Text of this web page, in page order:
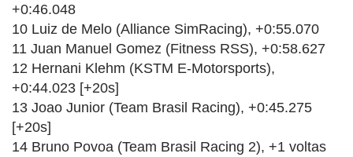
+0:46.048
10 Luiz de Melo (Alliance SimRacing), +0:55.070
11 Juan Manuel Gomez (Fitness RSS), +0:58.627
12 Hernani Klehm (KSTM E-Motorsports),
+0:44.023 [+20s]
13 Joao Junior (Team Brasil Racing), +0:45.275
[+20s]
14 Bruno Povoa (Team Brasil Racing 2), +1 voltas